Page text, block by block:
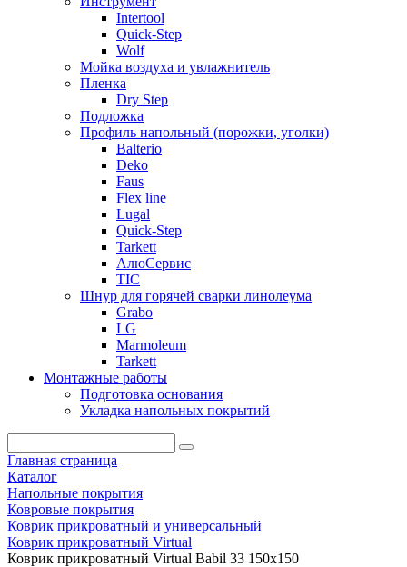
Intertool
Quick-Step
Wolf
Мойка воздуха и увлажнитель
Пленка
Dry Step
Подложка
Профиль напольный (порожки, уголки)
Balterio
Deko
Faus
Flex line
Lugal
Quick-Step
Tarkett
АлюСервис
ТІС
Шнур для горячей сварки линолеума
Grabo
LG
Marmoleum
Tarkett
Монтажные работы
Подготовка основания
Укладка напольных покрытий
Главная страница
Каталог
Напольные покрытия
Ковровые покрытия
Коврик прикроватный и универсальный
Коврик прикроватный Virtual
Коврик прикроватный Virtual Babil 33 150x150